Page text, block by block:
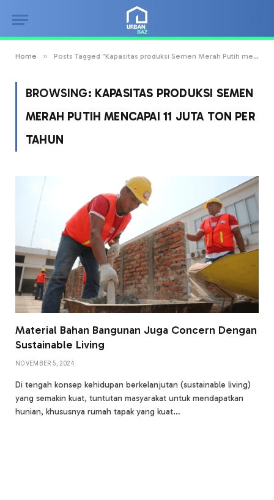
Home » Posts Tagged "Kapasitas produksi Semen Merah Putih mencapai 11 juta ton per tahun"
BROWSING: KAPASITAS PRODUKSI SEMEN
MERAH PUTIH MENCAPAI 11 JUTA TON PER
TAHUN
Material Bahan Bangunan Juga Concern Dengan
Sustainable Living
NOVEMBER 5, 2024
Di tengah konsep kehidupan berkelanjutan (sustainable living)
yang semakin kuat, tuntutan masyarakat untuk mendapatkan
hunian, khususnya rumah tapak yang kuat…